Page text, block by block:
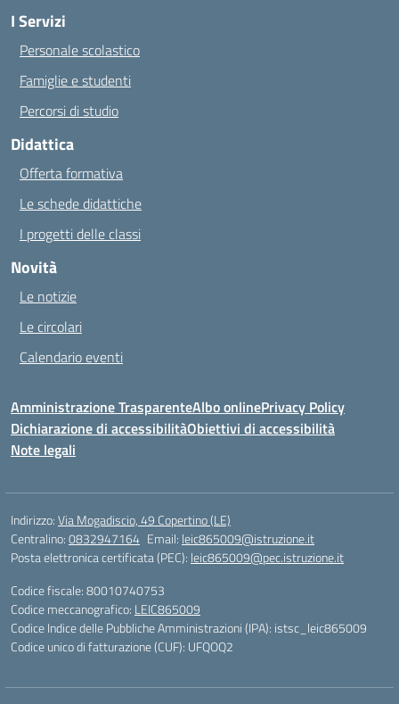
I Servizi
Personale scolastico
Famiglie e studenti
Percorsi di studio
Didattica
Offerta formativa
Le schede didattiche
I progetti delle classi
Novità
Le notizie
Le circolari
Calendario eventi
Amministrazione TrasparenteAlbo onlinePrivacy Policy
Dichiarazione di accessibilitàObiettivi di accessibilità
Note legali
Indirizzo:Via Mogadiscio, 49 Copertino (LE)
Centralino:0832947164 Email: leic865009@istruzione.it
Posta elettronica certificata (PEC): leic865009@pec.istruzione.it
Codice fiscale: 80010740753
Codice meccanografico: LEIC865009
Codice Indice delle Pubbliche Amministrazioni (IPA): istsc_leic865009
Codice unico di fatturazione (CUF): UFQOQ2